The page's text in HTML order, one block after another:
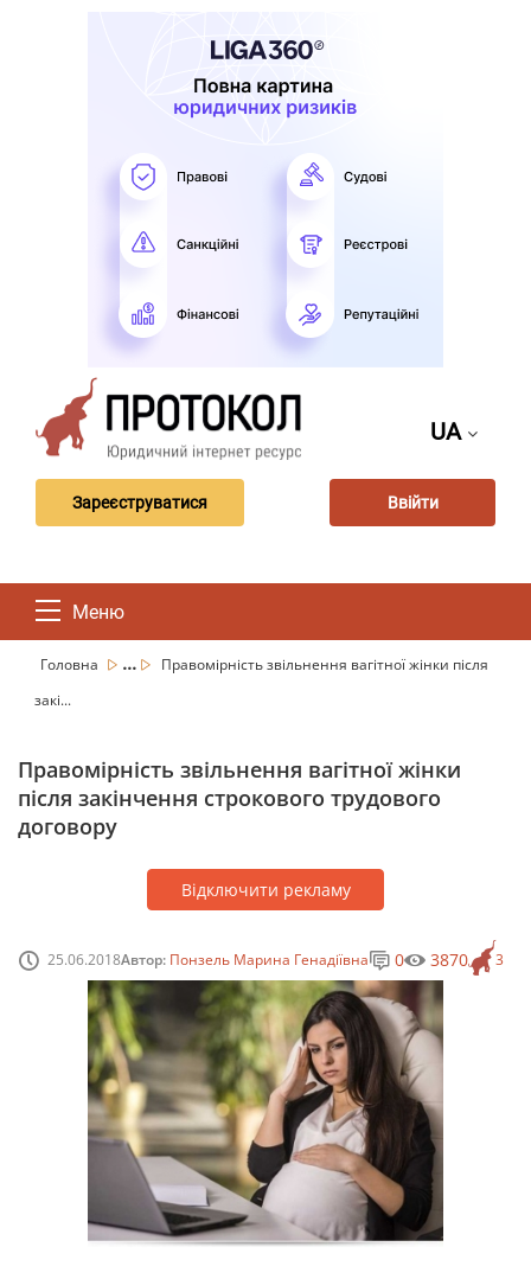
UA
Зареєструватися Ввійти
Меню
Головна ...
Правомірність звільнення вагітної жінки після
закі...
Правомірність звільнення вагітної жінки
після закінчення строкового трудового
договору
Відключити рекламу
25.06.2018Автор: Понзель Марина Генадіївна 3
0 3870